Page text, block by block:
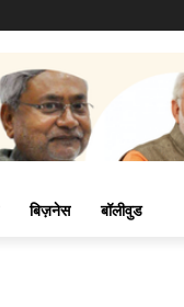
बिज़नेस बॉलीवुड